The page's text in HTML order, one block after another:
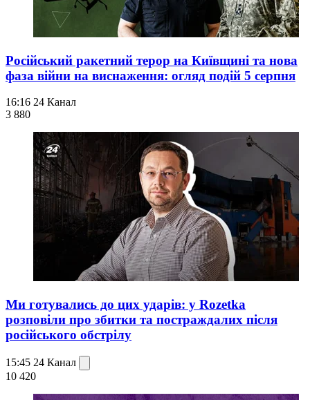
Російський ракетний терор на Київщині та нова
фаза війни на виснаження: огляд подій 5 серпня
16:16 24 Канал
3 880
Ми готувались до цих ударів: у Rozetka
розповіли про збитки та постраждалих після
російського обстрілу
15:45 24 Канал
10 420